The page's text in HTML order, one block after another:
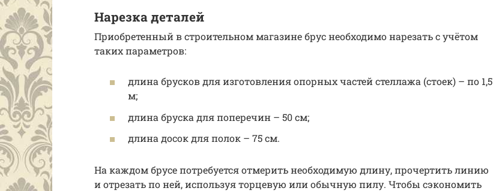
Нарезка деталей
Приобретенный в строительном магазине брус необходимо нарезать с учётом
таких параметров:
длина брусков для изготовления опорных частей стеллажа (стоек) – по 1,5
м;
длина бруска для поперечин – 50 см;
длина досок для полок – 75 см.
На каждом брусе потребуется отмерить необходимую длину, прочертить линию
и отрезать по ней, используя торцевую или обычную пилу. Чтобы сэкономить